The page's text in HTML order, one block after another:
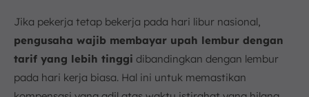
Jika pekerja tetap bekerja pada hari libur nasional,
pengusaha wajib membayar upah lembur dengan
tarif yang lebih tinggi dibandingkan dengan lembur
pada hari kerja biasa. Hal ini untuk memastikan